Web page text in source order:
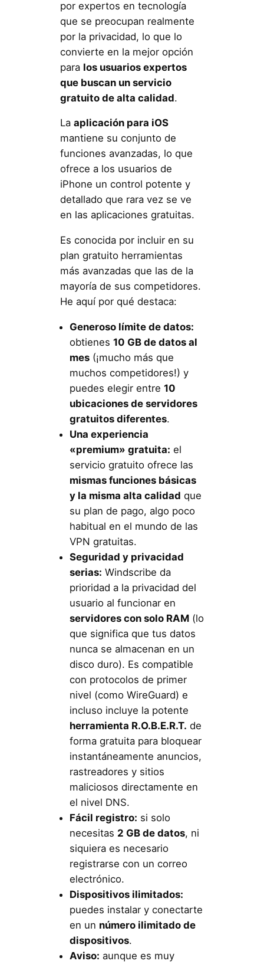
por expertos en tecnología
que se preocupan realmente
por la privacidad, lo que lo
convierte en la mejor opción
para los usuarios expertos
que buscan un servicio
gratuito de alta calidad.
La aplicación para iOS
mantiene su conjunto de
funciones avanzadas, lo que
ofrece a los usuarios de
iPhone un control potente y
detallado que rara vez se ve
en las aplicaciones gratuitas.
Es conocida por incluir en su
plan gratuito herramientas
más avanzadas que las de la
mayoría de sus competidores.
He aquí por qué destaca:
Generoso límite de datos:
obtienes 10 GB de datos al
mes(¡mucho más que
muchos competidores!) y
puedes elegir entre 10
ubicaciones de servidores
gratuitos diferentes.
Una experiencia
«premium» gratuita: el
servicio gratuito ofrece las
mismas funciones básicas
y la misma alta calidad que
su plan de pago, algo poco
habitual en el mundo de las
VPN gratuitas.
Seguridad y privacidad
serias: Windscribe da
prioridad a la privacidad del
usuario al funcionar en
servidores con solo RAM(lo
que significa que tus datos
nunca se almacenan en un
disco duro). Es compatible
con protocolos de primer
nivel (como WireGuard) e
incluso incluye la potente
herramienta R.O.B.E.R.T. de
forma gratuita para bloquear
instantáneamente anuncios,
rastreadores y sitios
maliciosos directamente en
el nivel DNS.
Fácil registro: si solo
necesitas 2 GB de datos, ni
siquiera es necesario
registrarse con un correo
electrónico.
Dispositivos ilimitados:
puedes instalar y conectarte
en un número ilimitado de
dispositivos.
Aviso: aunque es muy